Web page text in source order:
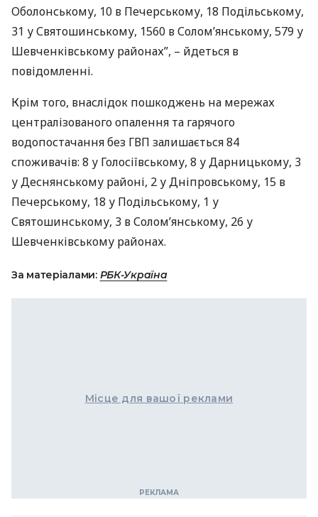
Оболонському, 10 в Печерському, 18 Подільському,
31 у Святошинському, 1560 в Солом’янському, 579 у
Шевченківському районах”, – йдеться в
повідомленні.
Крім того, внаслідок пошкоджень на мережах
централізованого опалення та гарячого
водопостачання без ГВП залишається 84
споживачів: 8 у Голосіївському, 8 у Дарницькому, 3
у Деснянському районі, 2 у Дніпровському, 15 в
Печерському, 18 у Подільському, 1 у
Святошинському, 3 в Солом’янському, 26 у
Шевченківському районах.
За матеріалами: РБК-Україна
Місце для вашої реклами